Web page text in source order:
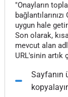
"Onayların
uygun hale
Son olarak,
mevcut alan
URL'sinin artık
Sayfanın